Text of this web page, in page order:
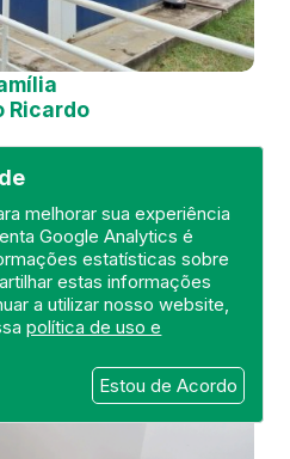
melhorar sua experiência
Google Analytics é
estatísticas sobre
estas informações
a utilizar nosso website,
política de uso e
Estou de Acordo
Ricardo
ATO MÉDICO